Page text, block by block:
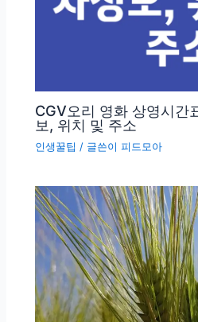
CGV오리 영화 상영시간
보, 위치 및 주소
인생꿀팁 / 글쓴이피드모아